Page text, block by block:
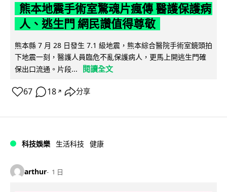
熊本地震手術室驚魂片瘋傳 醫護保護病
人、逃生門 網民讚值得尊敬
熊本縣 7 月 28 日發生 7.1 級地震，熊本綜合醫院手術室鏡頭拍
下地震一刻，醫護人員臨危不亂保護病人，更馬上開逃生門確
保出口流通。片段...
閱讀全文
67 18 ↗ 分享
科技娛樂 生活科技 健康
arthur 1 日